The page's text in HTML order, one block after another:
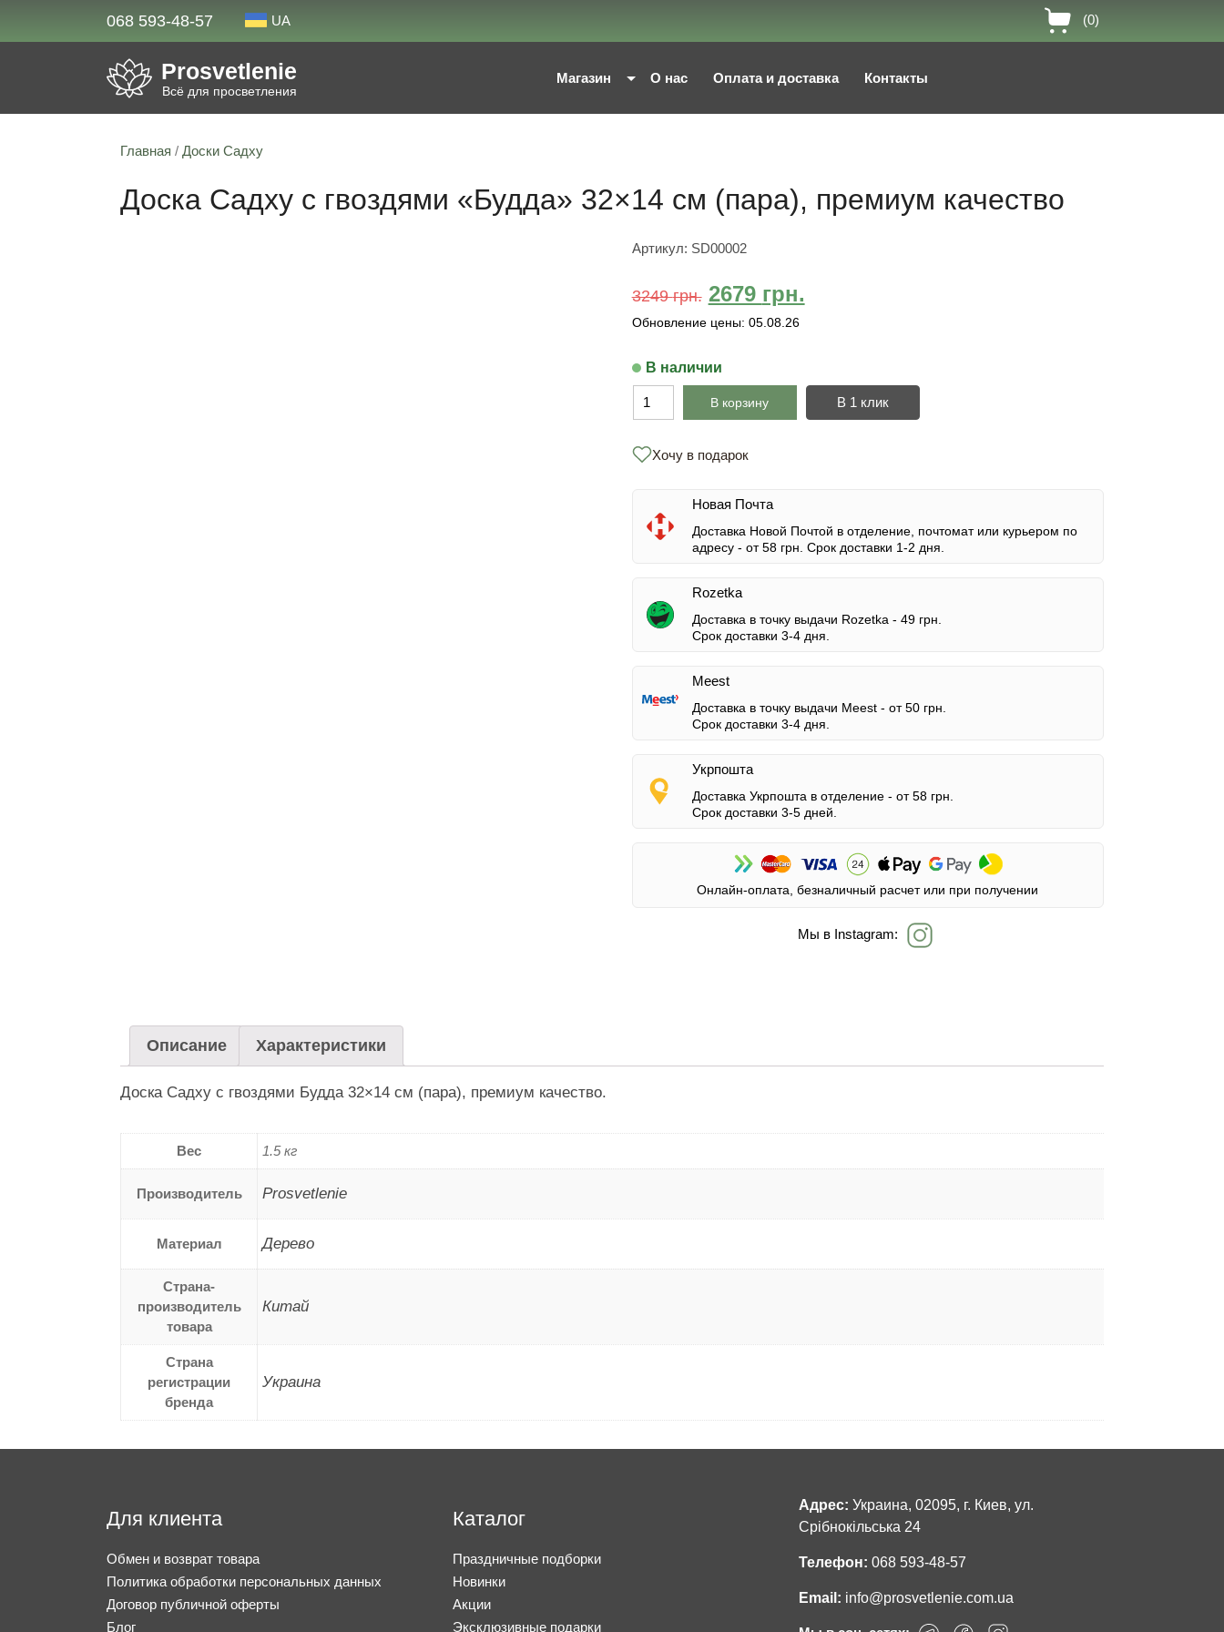
068 593-48-57 UA (0)
Prosvetlenie
Всё для просветления
Магазин О нас Оплата и доставка Контакты
Главная / Доски Садху
Доска Садху с гвоздями «Будда» 32×14 см (пара), премиум качество
Артикул: SD00002
3249грн. 2679 грн.
Обновление цены: 05.08.26
В наличии
В корзину В 1 клик
Хочу в подарок
Новая Почта
Доставка Новой Почтой в отделение, почтомат или курьером по
адресу - от 58 грн. Срок доставки 1-2 дня.
Rozetka
Доставка в точку выдачи Rozetka - 49 грн.
Срок доставки 3-4 дня.
Meest
Доставка в точку выдачи Meest - от 50 грн.
Срок доставки 3-4 дня.
Укрпошта
Доставка Укрпошта в отделение - от 58 грн.
Срок доставки 3-5 дней.
Онлайн-оплата, безналичный расчет или при получении
Мы в Instagram:
Описание Характеристики
Доска Садху с гвоздями Будда 32×14 см (пара), премиум качество.
Вес 1.5 кг
Производитель Prosvetlenie
Материал Дерево
Страна-
производитель
товара
Китай
Страна
регистрации
бренда
Украина
Для клиента
Обмен и возврат товара
Политика обработки персональных данных
Договор публичной оферты
Блог
Каталог
Праздничные подборки
Новинки
Акции
Эксклюзивные подарки
Адрес: Украина, 02095, г. Киев, ул.
Срібнокільська 24
Телефон: 068 593-48-57
Email: info@prosvetlenie.com.ua